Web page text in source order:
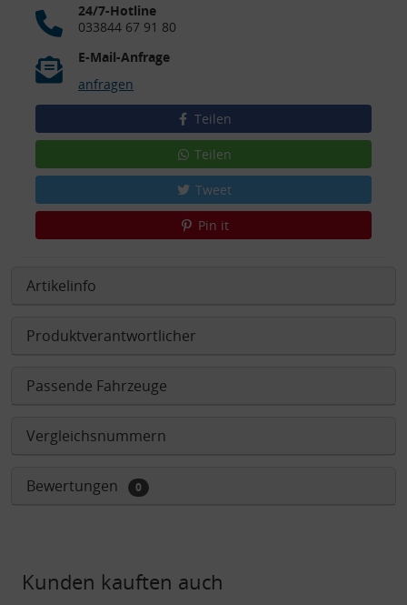
24/7-Hotline
033844 67 91 80
E-Mail-Anfrage
anfragen
Teilen
Teilen
Tweet
Pin it
Artikelinfo
Produktverantwortlicher
Passende Fahrzeuge
Vergleichsnummern
Bewertungen 0
Kunden kauften auch